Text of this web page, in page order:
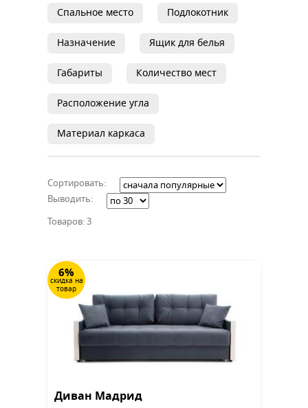
Спальное место Подлокотник
Назначение Ящик для белья
Габариты Количество мест
Расположение угла
Материал каркаса
Сортировать:
Выводить:
Товаров: 3
6%
скидка на
товар
Диван Мадрид